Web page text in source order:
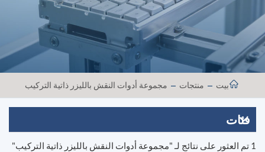
بيت منتجات مجموعة أدوات النقش بالليزر ذاتية التركيب
فئات
1 تم العثور على نتائج لـ "مجموعة أدوات النقش بالليزر ذاتية التركيب"